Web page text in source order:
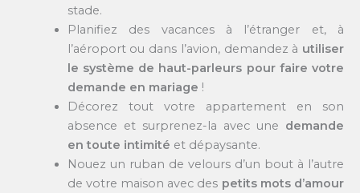
stade.
Planifiez des vacances à l’étranger et, à
l’aéroport ou dans l’avion, demandez à utiliser
le système de haut-parleurs pour faire votre
demande en mariage !
Décorez tout votre appartement en son
absence et surprenez-la avec une demande
en toute intimité et dépaysante.
Nouez un ruban de velours d’un bout à l’autre
de votre maison avec des petits mots d’amour